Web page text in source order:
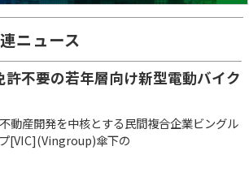
ニュース
許不要の若年層向け新型電動バイク
動産開発を中核とする民間複合企業ビングル
[VIC](Vingroup)傘下の